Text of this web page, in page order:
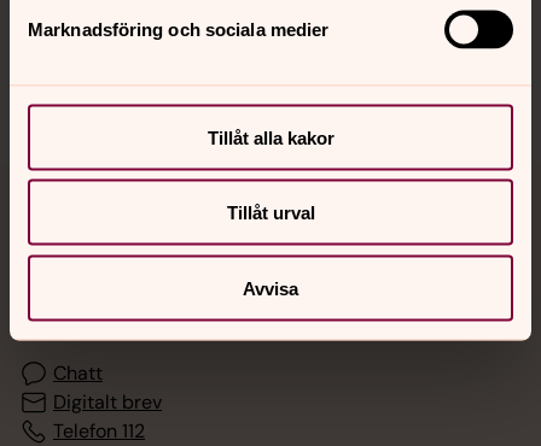
Marknadsföring och sociala medier
Tillåt alla kakor
Tillåt urval
Avvisa
Sociala kanaler
Jourhavande präst
med en präst på kvällar och nätter.
Chatt
Digitalt brev
Telefon 112